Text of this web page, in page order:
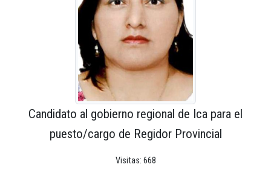
Candidato al gobierno regional de Ica para el
puesto/cargo de Regidor Provincial
Visitas: 668